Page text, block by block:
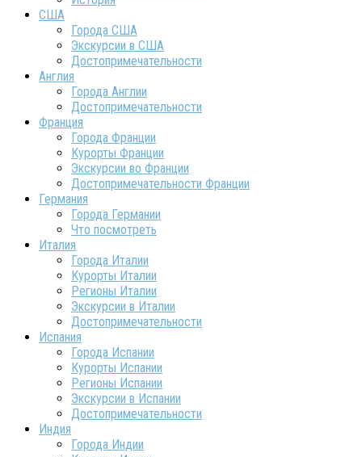
США
Города США
Экскурсии в США
Достопримечательности
Англия
Города Англии
Достопримечательности
Франция
Города Франции
Курорты Франции
Экскурсии во Франции
Достопримечательности Франции
Германия
Города Германии
Что посмотреть
Италия
Города Италии
Курорты Италии
Регионы Италии
Экскурсии в Италии
Достопримечательности
Испания
Города Испании
Курорты Испании
Регионы Испании
Экскурсии в Испании
Достопримечательности
Индия
Города Индии